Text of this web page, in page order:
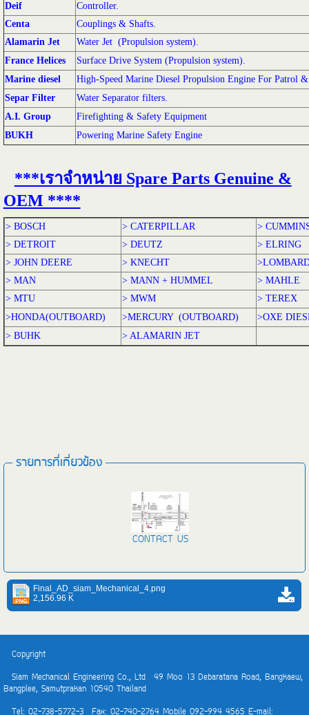
Deif
Controller.
Centa
Couplings & Shafts.
Alamarin Jet
Water Jet (Propulsion system).
France Helices
Surface Drive System (Propulsion system).
Marine diesel
High-Speed Marine Diesel Propulsion Engine For Patrol
Separ Filter
Water Separator filters.
A.I. Group
Firefighting & Safety Equipment
BUKH
Powering Marine Safety Engine
***เราจำหน่าย Spare Parts Genuine &
OEM ****
> BOSCH > CATERPILLAR
>
> DETROIT
> DEUTZ
> ELRING
> JOHN DEERE
> KNECHT
> MAN
> MANN + HUMMEL
> MAHLE
> MTU
> MWM
> TEREX
>HONDA(OUTBOARD)
>MERCURY (OUTBOARD)
>OXE
> BUHK
> ALAMARIN JET
รายการที่เกี่ยวข้อง
CONTACT US
Final_AD_siam_Mechanical_4.png
2,156.96 K
Copyright
Siam Mechanical Engineering Co., Ltd 49 Moo 13 Debaratana Road, Bangkaew,
Bangplee, Samutprakan 10540 Thailand
Tel: 02-738-5772-3 Fax: 02-740-2764 Mobile 092-994 4565 E-mail: